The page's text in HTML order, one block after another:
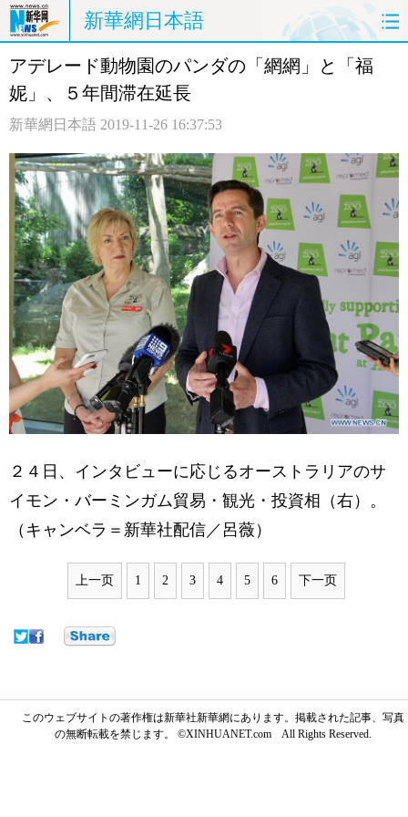
新華網日本語
ホームページ 政治 経済
観光 評論 写真
中日対訳
アデレード動物園のパンダの「網網」と「福
妮」、５年間滞在延長
新華網日本語 2019-11-26 16:37:53
２４日、インタビューに応じるオーストラリアのサ
イモン・バーミンガム貿易・観光・投資相（右）。
（キャンベラ＝新華社配信／呂薇）
上一页 1 2 3 4 5 6 下一页
このウェブサイトの著作権は新華社新華網にあります。掲載された記事、写真
の無断転載を禁じます。 ©XINHUANET.com All Rights Reserved.